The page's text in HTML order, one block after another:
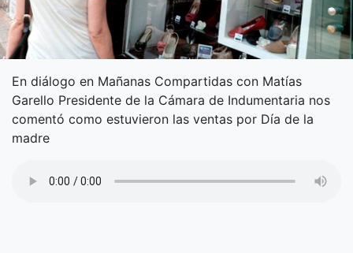
En diálogo en Mañanas Compartidas con Matías
Garello Presidente de la Cámara de Indumentaria nos
comentó como estuvieron las ventas por Día de la
madre